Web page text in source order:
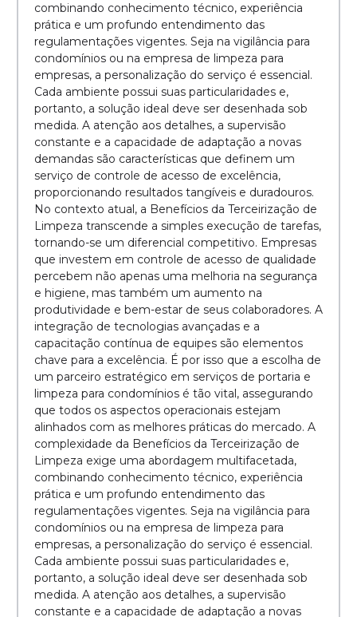
combinando conhecimento técnico, experiência
prática e um profundo entendimento das
regulamentações vigentes. Seja na vigilância para
condomínios ou na empresa de limpeza para
empresas, a personalização do serviço é essencial.
Cada ambiente possui suas particularidades e,
portanto, a solução ideal deve ser desenhada sob
medida. A atenção aos detalhes, a supervisão
constante e a capacidade de adaptação a novas
demandas são características que definem um
serviço de controle de acesso de excelência,
proporcionando resultados tangíveis e duradouros.
No contexto atual, a Benefícios da Terceirização de
Limpeza transcende a simples execução de tarefas,
tornando-se um diferencial competitivo. Empresas
que investem em controle de acesso de qualidade
percebem não apenas uma melhoria na segurança
e higiene, mas também um aumento na
produtividade e bem-estar de seus colaboradores. A
integração de tecnologias avançadas e a
capacitação contínua de equipes são elementos
chave para a excelência. É por isso que a escolha de
um parceiro estratégico em serviços de portaria e
limpeza para condomínios é tão vital, assegurando
que todos os aspectos operacionais estejam
alinhados com as melhores práticas do mercado. A
complexidade da Benefícios da Terceirização de
Limpeza exige uma abordagem multifacetada,
combinando conhecimento técnico, experiência
prática e um profundo entendimento das
regulamentações vigentes. Seja na vigilância para
condomínios ou na empresa de limpeza para
empresas, a personalização do serviço é essencial.
Cada ambiente possui suas particularidades e,
portanto, a solução ideal deve ser desenhada sob
medida. A atenção aos detalhes, a supervisão
constante e a capacidade de adaptação a novas